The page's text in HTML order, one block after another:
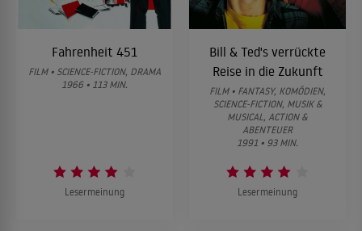
Fahrenheit 451
FILM • SCIENCE-FICTION, DRAMA
1966 • 113 MIN.
Lesermeinung
Bill & Ted's verrückte
Reise in die Zukunft
FILM • FANTASY, KOMÖDIEN,
SCIENCE-FICTION, MUSIK &
MUSICAL, ACTION &
ABENTEUER
1991 • 93 MIN.
Lesermeinung